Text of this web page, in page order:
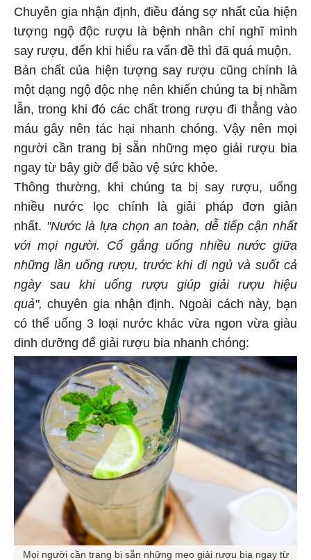
Chuyên gia nhận định, điều đáng sợ nhất của hiện
tượng ngộ độc rượu là bệnh nhân chỉ nghĩ mình
say rượu, đến khi hiểu ra vấn đề thì đã quá muộn.
Bản chất của hiện tượng say rượu cũng chính là
một dạng ngộ độc nhẹ nên khiến chúng ta bị nhầm
lẫn, trong khi đó các chất trong rượu đi thẳng vào
máu gây nên tác hại nhanh chóng. Vậy nên mọi
người cần trang bị sẵn những mẹo giải rượu bia
ngay từ bây giờ để bảo vệ sức khỏe.
Thông thường, khi chúng ta bị say rượu, uống
nhiều nước lọc chính là giải pháp đơn giản
nhất. "Nước là lựa chọn an toàn, dễ tiếp cận nhất
với mọi người. Cố gắng uống nhiều nước giữa
những lần uống rượu, trước khi đi ngủ và suốt cả
ngày sau khi uống rượu giúp giải rượu hiệu
quả", chuyên gia nhận định. Ngoài cách này, bạn
có thể uống 3 loại nước khác vừa ngon vừa giàu
dinh dưỡng để giải rượu bia nhanh chóng:
Mọi người cần trang bị sẵn những mẹo giải rượu bia ngay từ